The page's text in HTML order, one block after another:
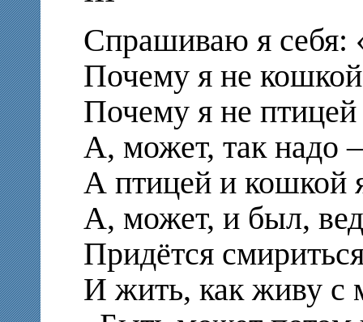
Спрашиваю я себя:
Почему я не
Почему я не птицей
А, может, так надо
А птицей и кошкой
А, может, и был,
Придётся
И жить, как живу